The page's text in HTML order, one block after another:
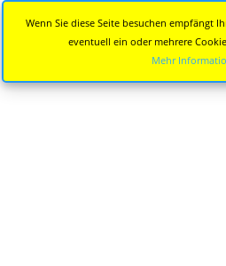
Wenn Sie diese Seite besuchen empfängt
eventuell ein oder mehrere
Mehr